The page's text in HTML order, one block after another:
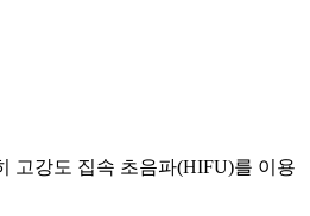
고강도 집속 초음파(HIFU)를 이용